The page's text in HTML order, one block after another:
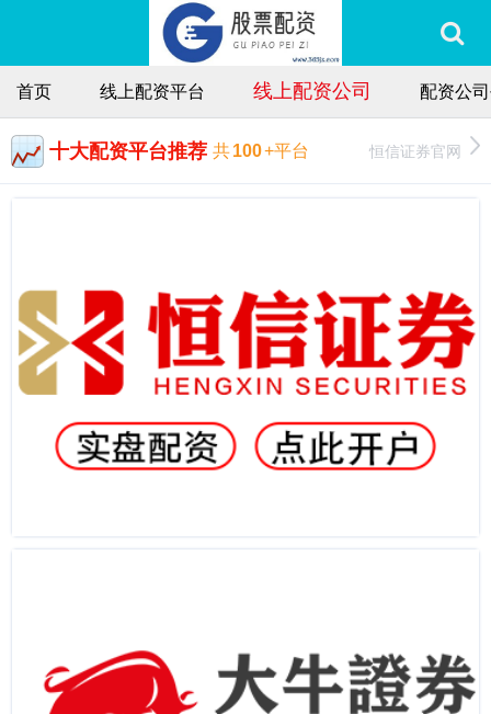
首页 线上配资平台 线上配资公司 配资公
十大配资平台推荐 共100+平台 恒信证券官网